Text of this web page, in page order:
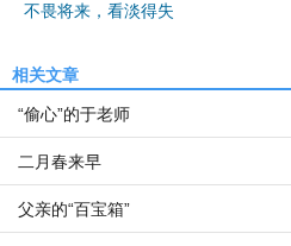
不畏将来，看淡得失
相关文章
“偷心”的于老师
二月春来早
父亲的“百宝箱”